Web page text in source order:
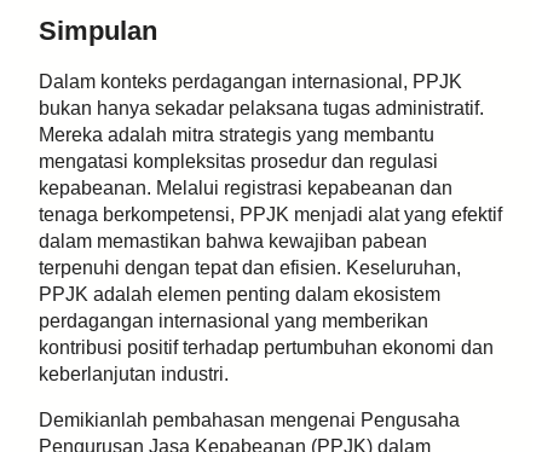
Simpulan
Dalam konteks perdagangan internasional, PPJK
bukan hanya sekadar pelaksana tugas administratif.
Mereka adalah mitra strategis yang membantu
mengatasi kompleksitas prosedur dan regulasi
kepabeanan. Melalui registrasi kepabeanan dan
tenaga berkompetensi, PPJK menjadi alat yang efektif
dalam memastikan bahwa kewajiban pabean
terpenuhi dengan tepat dan efisien. Keseluruhan,
PPJK adalah elemen penting dalam ekosistem
perdagangan internasional yang memberikan
kontribusi positif terhadap pertumbuhan ekonomi dan
keberlanjutan industri.
Demikianlah pembahasan mengenai Pengusaha
Pengurusan Jasa Kepabeanan (PPJK) dalam